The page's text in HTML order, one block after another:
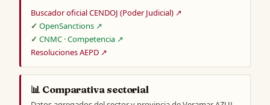
Buscador oficial CENDOJ (Poder Judicial) ↗
OpenSanctions ↗
CNMC · Competencia ↗
Resoluciones AEPD ↗
📊 Comparativa sectorial